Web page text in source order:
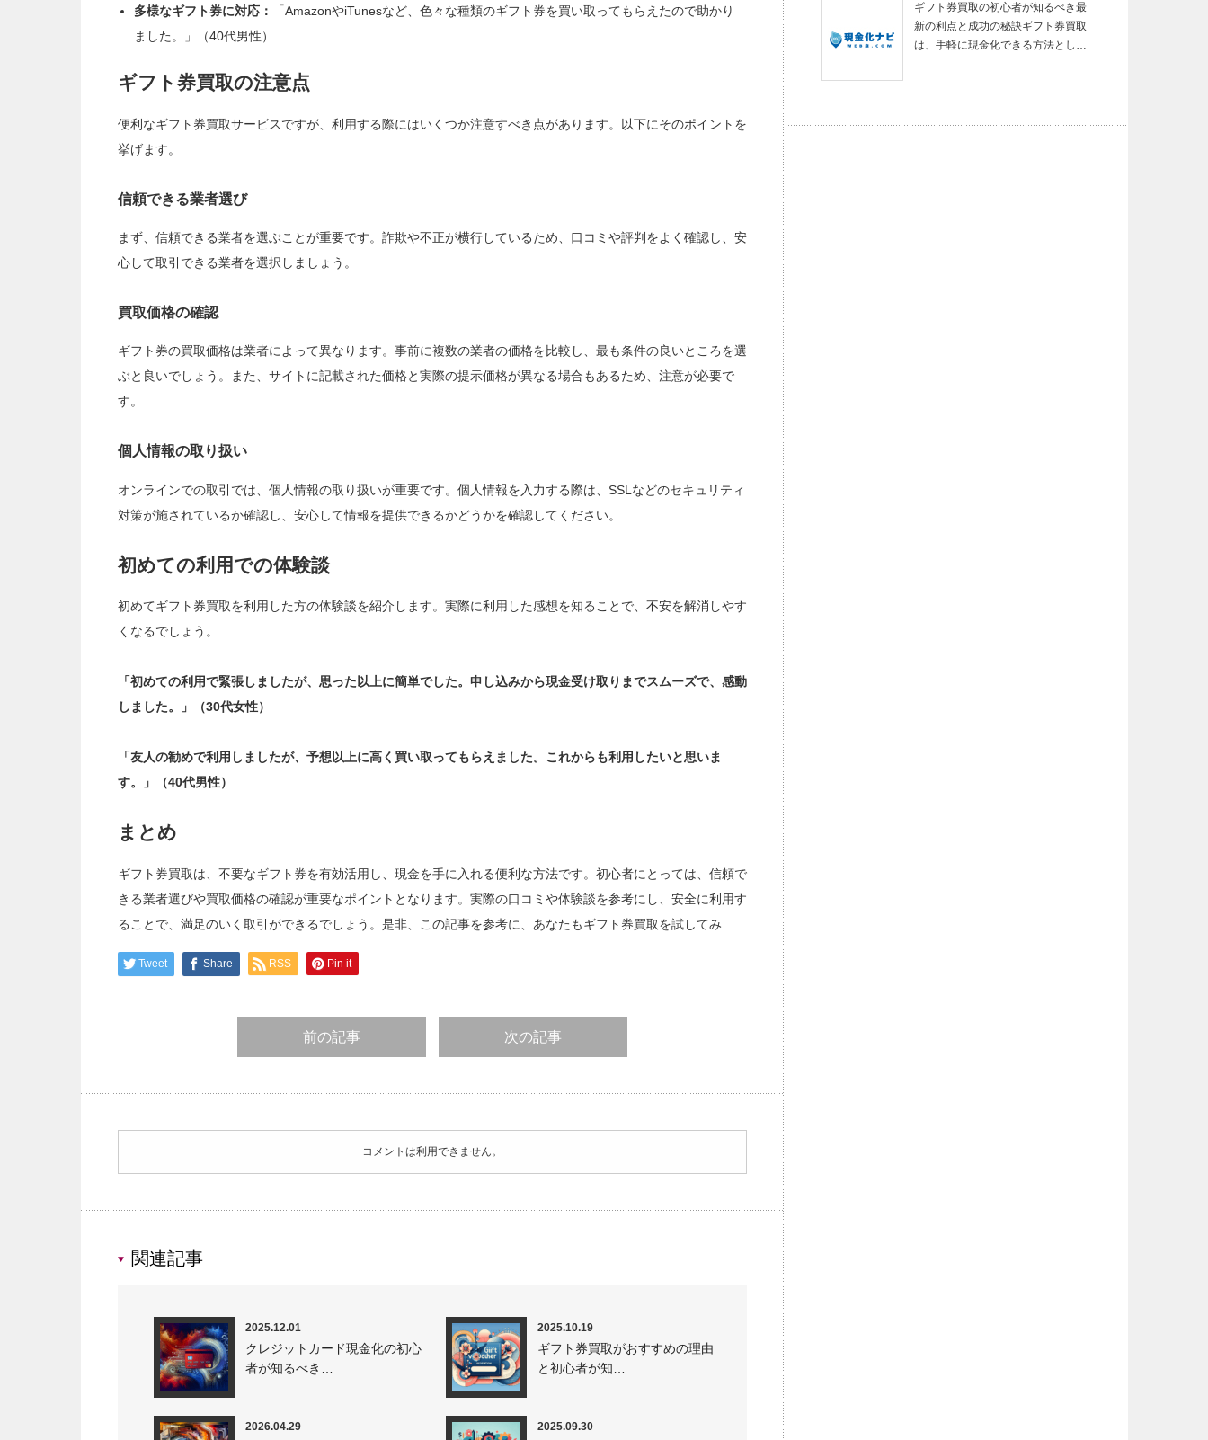
多様なギフト券に対応：
「AmazonやiTunesなど、色々な種類のギフト券を買い取ってもらえたので助かり
ました。」（40代男性）
ギフト券買取の注意点
便利なギフト券買取サービスですが、利用する際にはいくつか注意すべき点があります。以下にそのポイントを
挙げます。
信頼できる業者選び
まず、信頼できる業者を選ぶことが重要です。詐欺や不正が横行しているため、口コミや評判をよく確認し、安
心して取引できる業者を選択しましょう。
買取価格の確認
ギフト券の買取価格は業者によって異なります。事前に複数の業者の価格を比較し、最も条件の良いところを選
ぶと良いでしょう。また、サイトに記載された価格と実際の提示価格が異なる場合もあるため、注意が必要で
す。
個人情報の取り扱い
オンラインでの取引では、個人情報の取り扱いが重要です。個人情報を入力する際は、SSLなどのセキュリティ
対策が施されているか確認し、安心して情報を提供できるかどうかを確認してください。
初めての利用での体験談
初めてギフト券買取を利用した方の体験談を紹介します。実際に利用した感想を知ることで、不安を解消しやす
くなるでしょう。
「初めての利用で緊張しましたが、思った以上に簡単でした。申し込みから現金受け取りまでスムーズで、感動
しました。」（30代女性）
「友人の勧めで利用しましたが、予想以上に高く買い取ってもらえました。これからも利用したいと思いま
す。」（40代男性）
まとめ
ギフト券買取は、不要なギフト券を有効活用し、現金を手に入れる便利な方法です。初心者にとっては、信頼で
きる業者選びや買取価格の確認が重要なポイントとなります。実際の口コミや体験談を参考にし、安全に利用す
ることで、満足のいく取引ができるでしょう。是非、この記事を参考に、あなたもギフト券買取を試してみ
Tweet Share RSS Pin it
前の記事 次の記事
コメントは利用できません。
関連記事
2025.12.01
クレジットカード現金化の初心
者が知るべき…
2025.10.19
ギフト券買取がおすすめの理由
と初心者が知…
2026.04.29 2025.09.30
ギフト券買取の初心者が知るべき最
新の利点と成功の秘訣ギフト券買取
は、手軽に現金化できる方法とし…